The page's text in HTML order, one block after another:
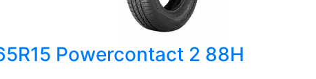
Powercontact 2 88H